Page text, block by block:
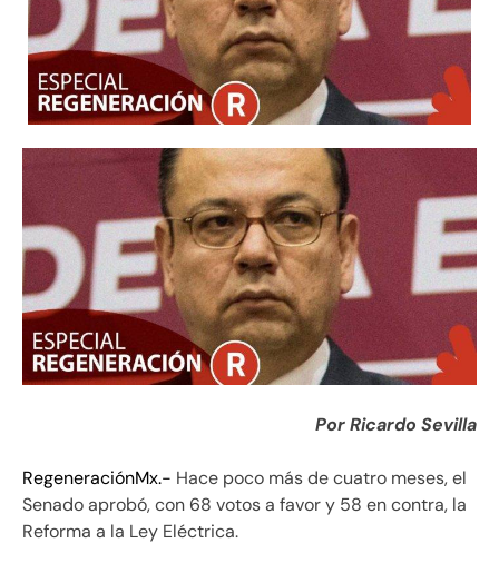
Por Ricardo Sevilla
RegeneraciónMx.- Hace poco más de cuatro meses, el
Senado aprobó, con 68 votos a favor y 58 en contra, la
Reforma a la Ley Eléctrica.